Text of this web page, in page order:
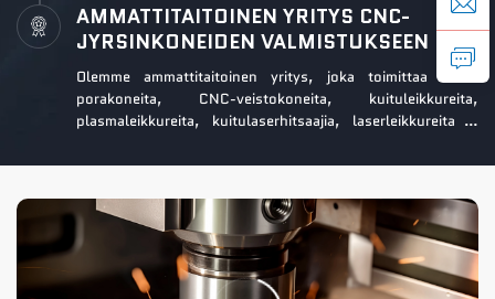
AMMATTITAITOINEN YRITYS CNC-
JYRSINKONEIDEN VALMISTUKSEEN
Olemme ammattitaitoinen yritys, joka toimittaa CNC-
porakoneita, CNC-veistokoneita, kuituleikkureita,
plasmaleikkureita, kuitulaserhitsaajia, laserleikkureita ja
erinomaisesta laadustamme ja palvelustamme CNC-